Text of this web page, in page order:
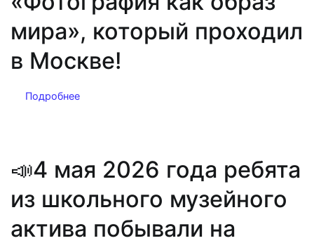
мира», который проходил
в Москве!
Подробнее
📣4 мая 2026 года ребята
из школьного музейного
актива побывали на